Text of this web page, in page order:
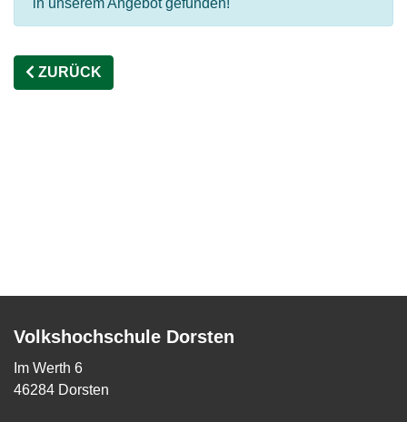
in unserem Angebot gefunden!
ZURÜCK
Volkshochschule Dorsten
Im Werth 6
46284 Dorsten